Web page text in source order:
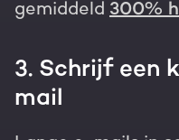
gemiddeld 300%
3. Schrijf een
mail